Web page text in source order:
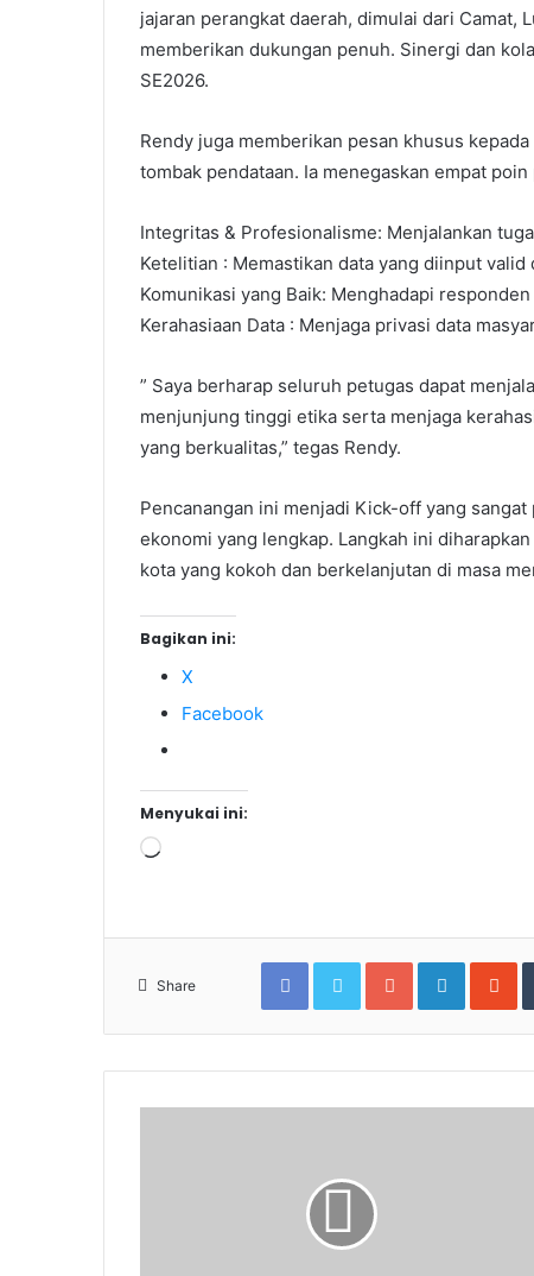
jajaran perangkat daerah, dimulai dari Camat,
memberikan dukungan penuh. Sinergi dan
SE2026.
Rendy juga memberikan pesan khusus
tombak pendataan. Ia menegaskan empat
Integritas & Profesionalisme: Menjalankan
Ketelitian : Memastikan data yang diinput
Komunikasi yang Baik: Menghadapi
Kerahasiaan Data : Menjaga privasi data
” Saya berharap seluruh petugas dapat
menjunjung tinggi etika serta menjaga
yang berkualitas,” tegas Rendy.
Pencanangan ini menjadi Kick-off yang
ekonomi yang lengkap. Langkah ini
kota yang kokoh dan berkelanjutan di masa
Bagikan ini:
X
Facebook
Menyukai ini:
Memuat...
Share
FacebookTwitterGoogle+LinkedIn